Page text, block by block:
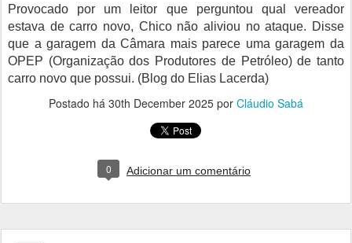
Provocado por um leitor que perguntou qual vereador
estava de carro novo, Chico não aliviou no ataque. Disse
que a garagem da Câmara mais parece uma garagem da
OPEP (Organização dos Produtores de Petróleo) de tanto
carro novo que possui. (Blog do Elias Lacerda)
Postado há 30th December 2025 por Cláudio Sabá
0 Adicionar um comentário